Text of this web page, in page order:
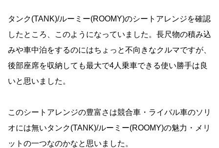
タンク(TANK)/ルーミー(ROOMY)のシートアレンジを確認
したところ、このようになっていました。長尺物の積み込
みや車中泊をするのにはちょっと不向きなクルマですが、
後部座席を収納しても最大で4人乗車できる使い勝手は良
いと思いました。
このシートアレンジの豊富さは競合車・ライバル車のソリ
オには無いタンク(TANK)/ルーミー(ROOMY)の魅力・メリ
ットの一つなのかなと思いました。